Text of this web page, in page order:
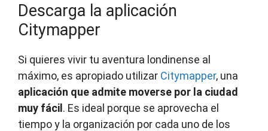
Descarga la aplicación
Citymapper
Si quieres vivir tu aventura londinense al
máximo, es apropiado utilizar Citymapper, una
aplicación que admite moverse por la ciudad
muy fácil. Es ideal porque se aprovecha el
tiempo y la organización por cada uno de los